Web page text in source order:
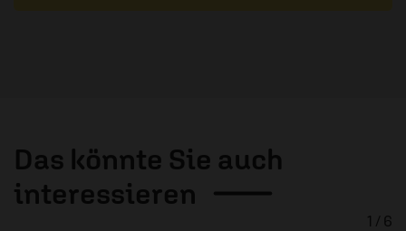
Das könnte Sie auch
interessieren
1 / 6